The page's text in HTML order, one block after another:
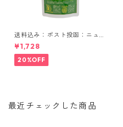
送料込み：ポスト投函：ニュ
ージーランドの大麦若葉 90g
¥1,728
20%OFF
最近チェックした商品